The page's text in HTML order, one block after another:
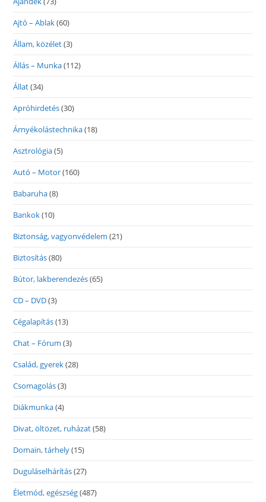
Ajtó – Ablak(60)
Állam, közélet(3)
Állás – Munka(112)
Állat(34)
Apróhirdetés(30)
Árnyékolástechnika(18)
Asztrológia(5)
Autó – Motor(160)
Babaruha(8)
Bankok(10)
Biztonság, vagyonvédelem (21)
Biztosítás(80)
Bútor, lakberendezés(65)
CD – DVD(3)
Cégalapítás(13)
Chat – Fórum (3)
Család, gyerek(28)
Csomagolás(3)
Diákmunka(4)
Divat, öltözet, ruházat(58)
Domain, tárhely(15)
Duguláselhárítás(27)
Életmód, egészség(487)